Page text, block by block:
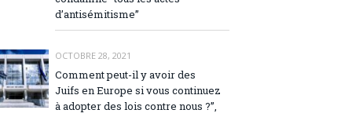
d’antisémitisme”
OCTOBRE 28, 2021
Comment peut-il y avoir des
Juifs en Europe si vous continuez
à adopter des lois contre nous ?”,